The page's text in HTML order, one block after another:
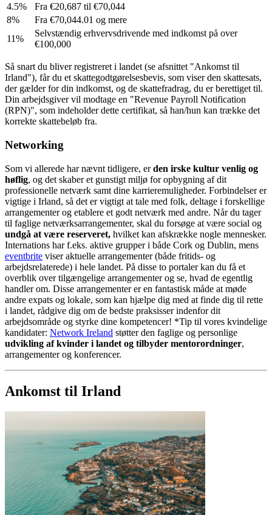
4.5%
Fra €20,687 til €70,044
8%
Fra €70,044.01 og mere
11%
Selvstændig erhvervsdrivende med indkomst på over
€100,000
Så snart du bliver registreret i landet (se afsnittet "Ankomst til
Irland"), får du et skattegodtgørelsesbevis, som viser den skattesats,
der gælder for din indkomst, og de skattefradrag, du er berettiget til.
Din arbejdsgiver vil modtage en "Revenue Payroll Notification
(RPN)", som indeholder dette certifikat, så han/hun kan trække det
korrekte skattebeløb fra.
Networking
Som vi allerede har nævnt tidligere, erden irske kultur venlig og
høflig, og det skaber et gunstigt miljø for opbygning af dit
professionelle netværk samt dine karrieremuligheder. Forbindelser er
vigtige i Irland, så det er vigtigt at tale med folk, deltage i forskellige
arrangementer og etablere et godt netværk med andre. Når du tager
til faglige netværksarrangementer, skal du forsøge at være social og
undgå at være reserveret, hvilket kan afskrække nogle mennesker.
Internations har f.eks. aktive grupper i både Cork og Dublin, mens
eventbrite viser aktuelle arrangementer (både fritids- og
arbejdsrelaterede) i hele landet. På disse to portaler kan du få et
overblik over tilgængelige arrangementer og se, hvad de egentlig
handler om. Disse arrangementer er en fantastisk måde at møde
andre expats og lokale, som kan hjælpe dig med at finde dig til rette
i landet, rådgive dig om de bedste praksisser indenfor dit
arbejdsområde og styrke dine kompetencer! *Tip til vores kvindelige
kandidater: Network Ireland støtter den faglige og personlige
udvikling af kvinder i landet og tilbyder mentorordninger,
arrangementer og konferencer.
Ankomst til Irland